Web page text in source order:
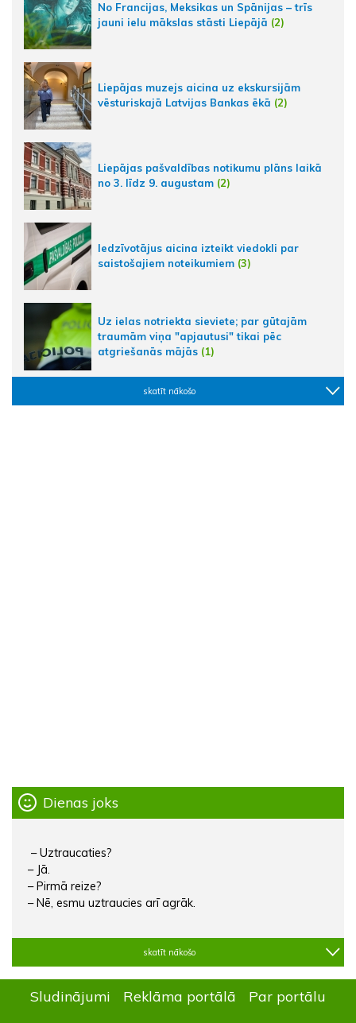
No Francijas, Meksikas un Spānijas – trīs
jauni ielu mākslas stāsti Liepājā (2)
Liepājas muzejs aicina uz ekskursijām
vēsturiskajā Latvijas Bankas ēkā (2)
Liepājas pašvaldības notikumu plāns laikā
no 3. līdz 9. augustam (2)
Iedzīvotājus aicina izteikt viedokli par
saistošajiem noteikumiem (3)
Uz ielas notriekta sieviete; par gūtajām
traumām viņa "apjautusi" tikai pēc
atgriešanās mājās (1)
skatīt nākošo
Dienas joks
– Uztraucaties?
– Jā.
– Pirmā reize?
– Nē, esmu uztraucies arī agrāk.
skatīt nākošo
Sludinājumi Reklāma portālā
Par portālu